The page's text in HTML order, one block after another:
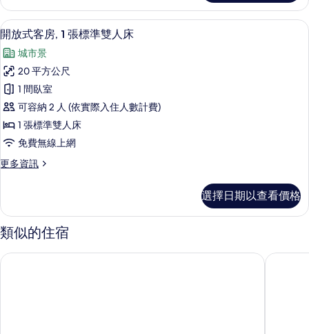
people
的
詳
情
顯
示
開
放
式
客
房,
張
準
雙
人
床
開放式客房, 1 張標準雙人床 | 高級寢
10
開放式客房, 1 張標準雙人床
城市景
20 平方公尺
1 間臥室
可容納 2 人 (依實際入住人數計費)
1 張標準雙人床
免費無線上網
更多資訊
更
式
客
房,
張
選擇日期以查看價格
類似的住宿
布魯塞爾馨樂庭飯店 布魯塞